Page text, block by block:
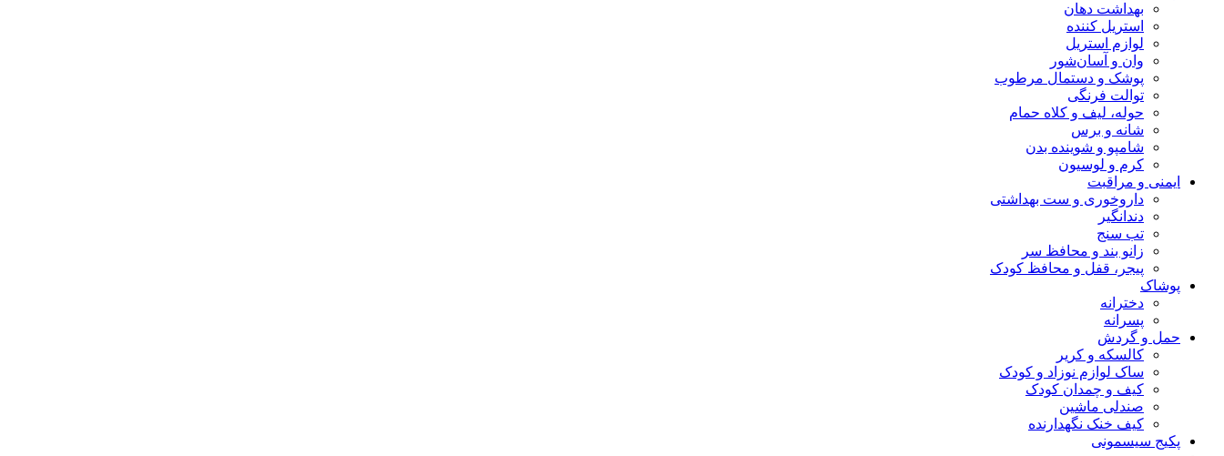
بهداشت دهان
استریل کننده
لوازم استریل
وان و آسان‌شور
پوشک و دستمال مرطوب
توالت فرنگی
حوله، لیف و کلاه حمام
شانه و برس
شامپو و شوینده بدن
کرم و لوسیون
ایمنی و مراقبت
داروخوری و ست بهداشتی
دندانگیر
تب‌ سنج
زانو بند و محافظ سر
پیجر، قفل و محافظ کودک
پوشاک
دخترانه
پسرانه
حمل و گردش
کالسکه و کریر
ساک لوازم نوزاد و کودک
کیف و چمدان کودک
صندلی ماشین
کیف خنک نگهدارنده
پکیج سیسمونی